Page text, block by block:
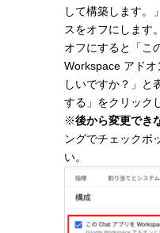
して構築します。
スをオフにします。
オフにすると「こ
Workspace アドオ
しいですか？」と
する」をクリック
※後から変更でき
ングでチェックボ
い。